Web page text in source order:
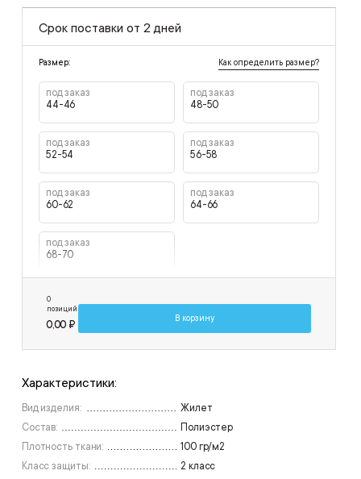
Срок поставки от 2 дней
Размер: Как определить размер?
под заказ
44-46
под заказ
48-50
под заказ
52-54
под заказ
56-58
под заказ
60-62
под заказ
64-66
под заказ
68-70
0
позиций
0,00 ₽
В корзину
Характеристики:
Вид изделия:
Жилет
Состав:
Полиэстер
Плотность ткани:
100 гр/м2
Класс защиты:
2 класс